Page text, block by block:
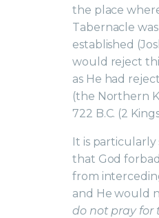
the place
Tabernacle
established
would reject
as He had
(the Northern
722 B.C. (2
It is particularly
that God
from
and He would
do not pray for